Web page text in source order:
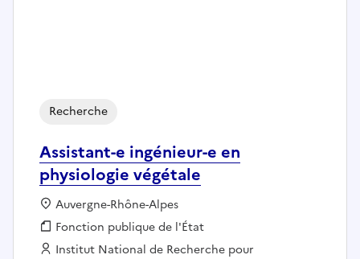
Assistant-e ingénieur-e en
physiologie végétale
Recherche
Localisation :
Auvergne-Rhône-Alpes
Fonction publique :
Fonction publique de l'État
Employeur :
Institut National de Recherche pour